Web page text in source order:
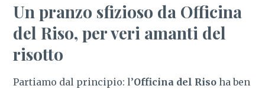
Un pranzo sfizioso da Officina
del Riso, per veri amanti del
risotto
Partiamo dal principio: l’Officina del Riso ha ben